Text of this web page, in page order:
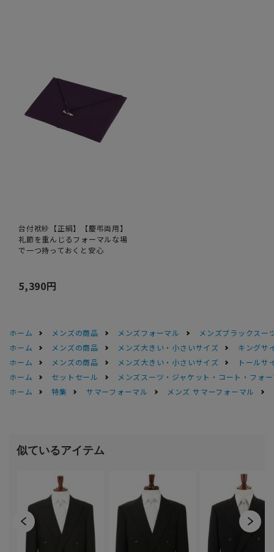
台付袱紗【正絹】【慶弔両用】
礼節を重んじるフォーマルな場
で一つ持っておくと安心
5,390円
ホーム メンズの商品 メンズフォーマル
メンズブラックスー
ホーム
メンズの商品 メンズ大きい・小さいサイズ
キングサ
ホーム
メンズの商品 メンズ大きい・小さいサイズ
トールサ
ホーム
セットセール
メンズスーツ・ジャケット・コート・フォ
ホーム
特集 サマーフォーマル メンズ サマーフォーマル